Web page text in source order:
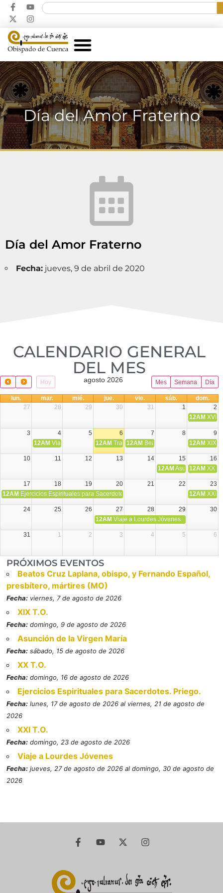
Día del Amor Fraterno
Día del Amor Fraterno
Fecha: jueves, 9 de abril de 2020
CALENDARIO GENERAL
DEL MES​
Hoy Mes Semana Día
agosto 2026
lun. mar. mié. jue. vie. sáb.
dom.
27
28 29 30 31 1
2
12AM XVIII
3 4 5 6 7 8
9
12AM Viaje Diocesano a Japón.
12AM Transfiguración del Señor
12AM Beatos Cruz Laplana,
12AM XIX
10 11 12 13 14 15
16
12AM Asunción de la
12AM XX
17 18 19 20 21 22
23
12AM Ejercicios Espirituales para Sacerdotes. Priego. 12AM XXI
24 25 26 27 28 29
30
12AM Viaje a Lourdes Jóvenes
31 1 2 3 4 5 6
PRÓXIMOS EVENTOS
Beatos Cruz Laplana, obispo, y Fernando Español,
presbítero, mártires (MO)
Fecha: viernes, 7 de agosto de 2026
XIX T.O.
Fecha: domingo, 9 de agosto de 2026
Asunción de la Virgen María
Fecha: sábado, 15 de agosto de 2026
XX T.O.
Fecha: domingo, 16 de agosto de 2026
Ejercicios Espirituales para Sacerdotes. Priego.
Fecha: lunes, 17 de agosto de 2026 al viernes, 21 de agosto de
2026
XXI T.O.
Fecha: domingo, 23 de agosto de 2026
Viaje a Lourdes Jóvenes
Fecha: jueves, 27 de agosto de 2026 al domingo, 30 de agosto de
2026